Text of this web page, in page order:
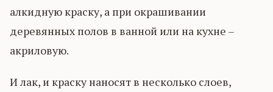
алкидную краску, а при окрашивании
деревянных полов в ванной или на кухне –
акриловую.
И лак, и краску наносят в несколько слоев,